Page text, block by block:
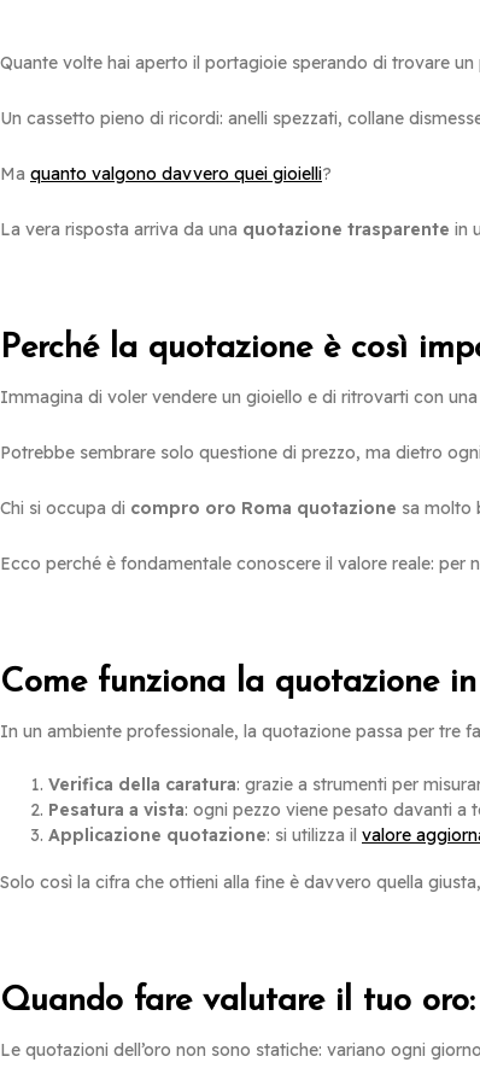
Quante volte hai aperto il portagioie sperando di trovare
Un cassetto pieno di ricordi: anelli spezzati, collane
Ma quanto valgono davvero quei gioielli?
La vera risposta arriva da una quotazione trasparente in
Perché la quotazione è così
Immagina di voler vendere un gioiello e di ritrovarti con
Potrebbe sembrare solo questione di prezzo, ma dietro
Chi si occupa di compro oro Roma quotazione sa molto
Ecco perché è fondamentale conoscere il valore reale: per
Come funziona la quotazione
In un ambiente professionale, la quotazione passa per tre
Verifica della caratura: grazie a strumenti per
Pesatura a vista: ogni pezzo viene pesato davanti a
Applicazione quotazione: si utilizza il valore
Solo così la cifra che ottieni alla fine è davvero quella
Quando fare valutare il tuo
Le quotazioni dell’oro non sono statiche: variano ogni